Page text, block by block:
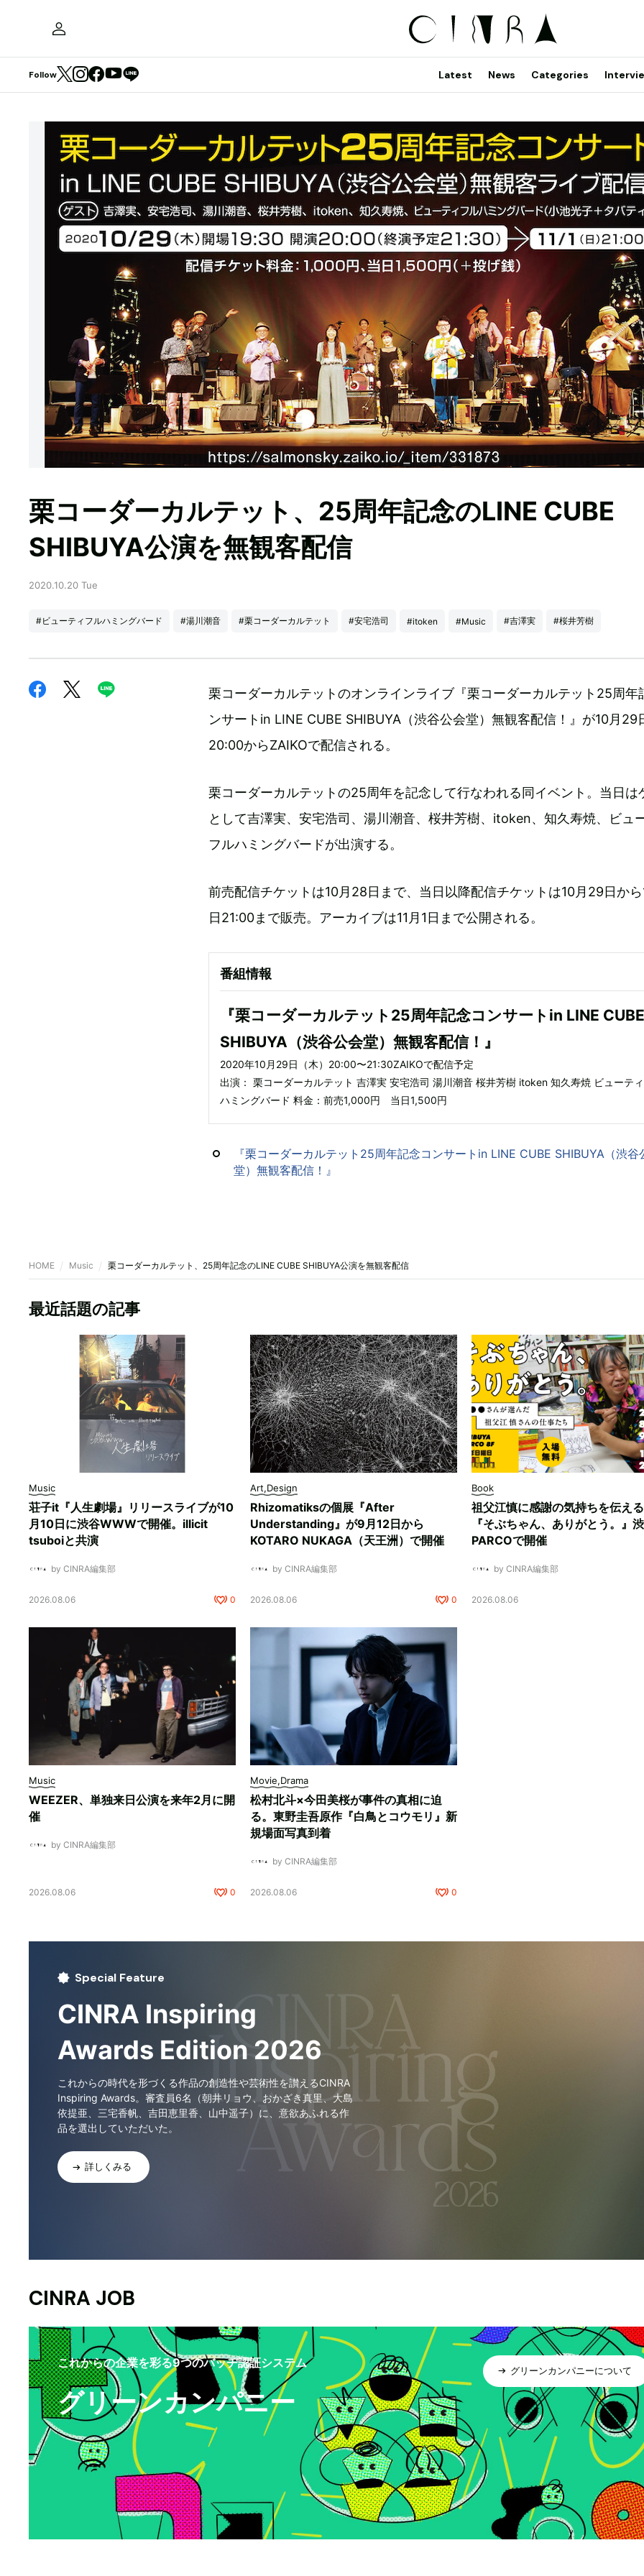
Follow Latest News Categories
栗コーダーカルテット、25周年記念のLINE CUBE
SHIBUYA公演を無観客配信
2020.10.20 Tue
#ビューティフルハミングバード #湯川潮音 #栗コーダーカルテット #安宅浩司 #itoken #Music #吉澤実 #桜井芳樹
栗コーダーカルテットのオンラインライブ『栗コーダーカルテット25周年
ンサートin LINE CUBE SHIBUYA（渋谷公会堂）無観客配信！』が10月29
20:00からZAIKOで配信される。
栗コーダーカルテットの25周年を記念して行なわれる同イベント。当日は
として吉澤実、安宅浩司、湯川潮音、桜井芳樹、itoken、知久寿焼、ビュ
フルハミングバードが出演する。
前売配信チケットは10月28日まで、当日以降配信チケットは10月29日から
日21:00まで販売。アーカイブは11月1日まで公開される。
番組情報
『栗コーダーカルテット25周年記念コンサートin LINE CUBE
SHIBUYA（渋谷公会堂）無観客配信！』
2020年10月29日（木）20:00〜21:30ZAIKOで配信予定
出演： 栗コーダーカルテット 吉澤実 安宅浩司 湯川潮音 桜井芳樹 itoken 知久寿焼 ビューテ
ハミングバード 料金：前売1,000円 当日1,500円
『栗コーダーカルテット25周年記念コンサートin LINE CUBE SHIBUYA（渋谷
堂）無観客配信！』
HOME Music 栗コーダーカルテット、25周年記念のLINE CUBE SHIBUYA公演を無観客配信
最近話題の記事
Music
荘子it『人生劇場』リリースライブが10
月10日に渋谷WWWで開催。illicit
tsuboiと共演
by CINRA編集部
2026.08.06 0
Art,Design
Rhizomatiksの個展『After
Understanding』が9月12日から
KOTARO NUKAGA（天王洲）で開催
by CINRA編集部
2026.08.06 0
Book
祖父江慎に感謝の気持ちを伝え
『そぶちゃん、ありがとう。』
PARCOで開催
by CINRA編集部
2026.08.06
Music
WEEZER、単独来日公演を来年2月に開
催
by CINRA編集部
2026.08.06 0
Movie,Drama
松村北斗×今田美桜が事件の真相に迫
る。東野圭吾原作『白鳥とコウモリ』新
規場面写真到着
by CINRA編集部
2026.08.06 0
Special Feature
CINRA Inspiring
Awards Edition 2026
これからの時代を形づくる作品の創造性や芸術性を讃えるCINRA
Inspiring Awards。審査員6名（朝井リョウ、おかざき真里、大島
依提亜、三宅香帆、吉田恵里香、山中遥子）に、意欲あふれる作
品を選出していただいた。
詳しくみる
CINRA JOB
これからの企業を彩る9つのバッヂ認証システム
グリーンカンパニー
グリーンカンパニーについて